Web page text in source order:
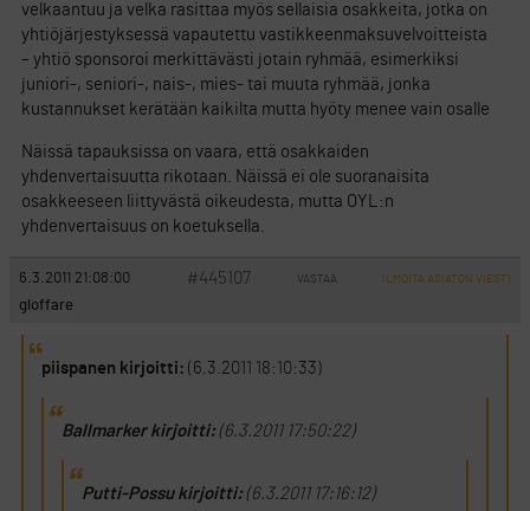
velkaantuu ja velka rasittaa myös sellaisia osakkeita, jotka on
yhtiöjärjestyksessä vapautettu vastikkeenmaksuvelvoitteista
– yhtiö sponsoroi merkittävästi jotain ryhmää, esimerkiksi
juniori-, seniori-, nais-, mies- tai muuta ryhmää, jonka
kustannukset kerätään kaikilta mutta hyöty menee vain osalle
Näissä tapauksissa on vaara, että osakkaiden
yhdenvertaisuutta rikotaan. Näissä ei ole suoranaisita
osakkeeseen liittyvästä oikeudesta, mutta OYL:n
yhdenvertaisuus on koetuksella.
6.3.2011 21:08:00 #445107 VASTAA ILMOITA ASIATON VIESTI
gloffare
piispanen kirjoitti: (6.3.2011 18:10:33)
Ballmarker kirjoitti:(6.3.2011 17:50:22)
Putti-Possu kirjoitti:(6.3.2011 17:16:12)